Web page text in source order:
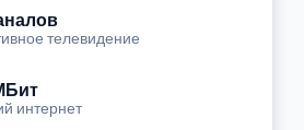
телевидение
интернет